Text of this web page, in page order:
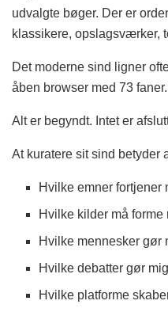
udvalgte bøger. Der er
klassikere, opslagsværker,
Det moderne sind ligner
åben browser med 73 faner.
Alt er begyndt. Intet er
At kuratere sit sind betyder
Hvilke emner
Hvilke kilder må
Hvilke mennesker gør
Hvilke debatter gør
Hvilke platforme